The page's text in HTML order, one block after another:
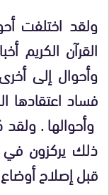
ولقد اختلفت
القرآن الكريم
وأحوال إلى
فساد اعتقادها
وأحوالها .
ذلك يركزون في
قبل إصلاح